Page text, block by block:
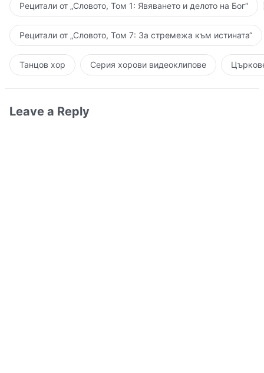
Рецитали от „Словото, Том 1: Явяването и делото на Бог“
Рецитали от „Словото, Том 7: За стремежа към истината“
Танцов хор Серия хорови видеоклипове
Leave a Reply